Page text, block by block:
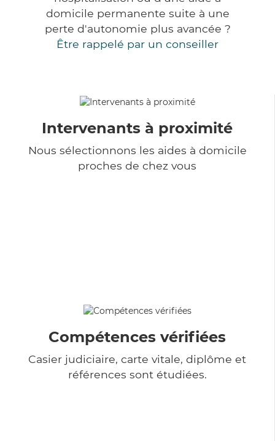
domicile permanente suite à une
perte d'autonomie plus avancée ?
Être rappelé par un conseiller
Intervenants à proximité
Nous sélectionnons les aides à domicile
proches de chez vous
Compétences vérifiées
Casier judiciaire, carte vitale, diplôme et
références sont étudiées.